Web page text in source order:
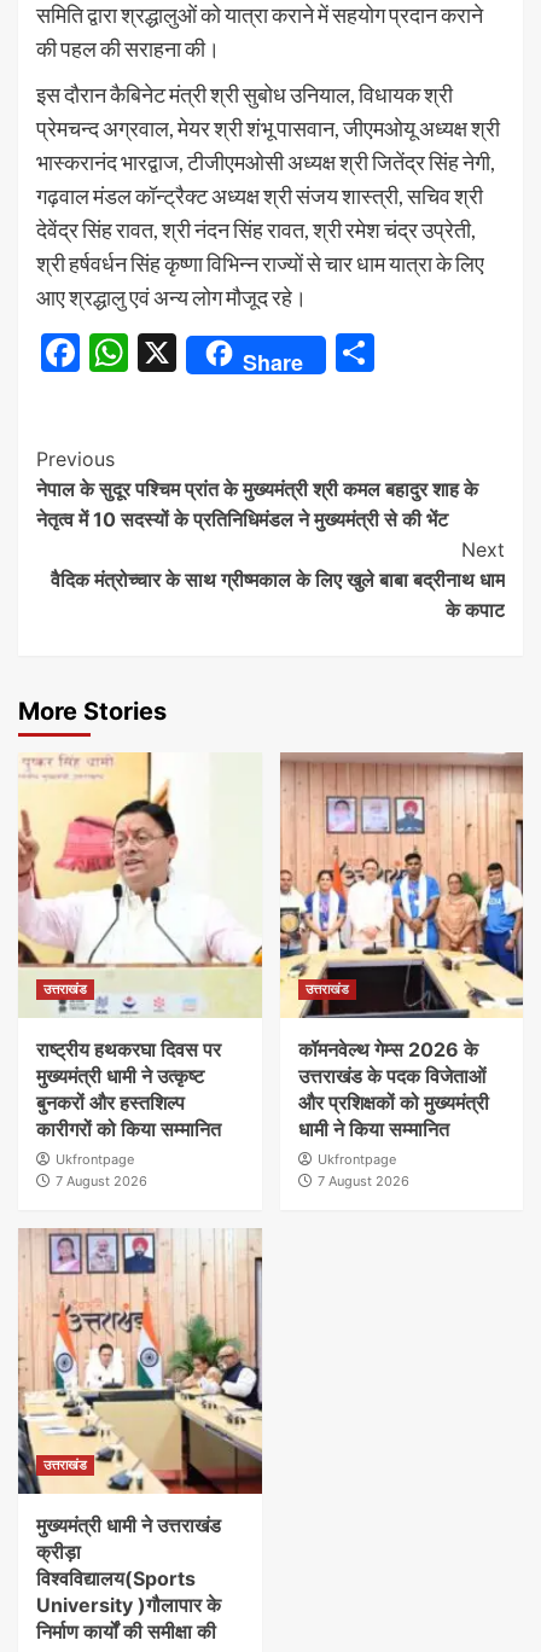
समिति द्वारा श्रद्धालुओं को यात्रा कराने में सहयोग प्रदान कराने
की पहल की सराहना की।
इस दौरान कैबिनेट मंत्री श्री सुबोध उनियाल, विधायक श्री
प्रेमचन्द अग्रवाल, मेयर श्री शंभू पासवान, जीएमओयू अध्यक्ष श्री
भास्करानंद भारद्वाज, टीजीएमओसी अध्यक्ष श्री जितेंद्र सिंह नेगी,
गढ़वाल मंडल कॉन्ट्रैक्ट अध्यक्ष श्री संजय शास्त्री, सचिव श्री
देवेंद्र सिंह रावत, श्री नंदन सिंह रावत, श्री रमेश चंद्र उप्रेती,
श्री हर्षवर्धन सिंह कृष्णा विभिन्न राज्यों से चार धाम यात्रा के लिए
आए श्रद्धालु एवं अन्य लोग मौजूद रहे।
Facebook
WhatsApp
X Share
Continue
Reading
Previous
नेपाल के सुदूर पश्चिम प्रांत के मुख्यमंत्री श्री कमल बहादुर शाह के
नेतृत्व में 10 सदस्यों के प्रतिनिधिमंडल ने मुख्यमंत्री से की भेंट
Next
वैदिक मंत्रोच्चार के साथ ग्रीष्मकाल के लिए खुले बाबा बद्रीनाथ धाम
के कपाट
More Stories
उत्तराखंड
राष्ट्रीय हथकरघा दिवस पर
मुख्यमंत्री धामी ने उत्कृष्ट
बुनकरों और हस्तशिल्प
कारीगरों को किया सम्मानित
Ukfrontpage
7 August 2026
उत्तराखंड
कॉमनवेल्थ गेम्स 2026 के
उत्तराखंड के पदक विजेताओं
और प्रशिक्षकों को मुख्यमंत्री
धामी ने किया सम्मानित
Ukfrontpage
7 August 2026
उत्तराखंड
मुख्यमंत्री धामी ने उत्तराखंड
क्रीड़ा
विश्वविद्यालय(Sports
University )गौलापार के
निर्माण कार्यों की समीक्षा की